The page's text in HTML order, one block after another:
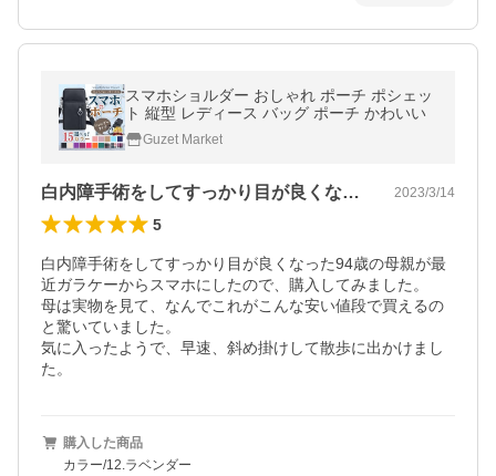
スマホショルダー おしゃれ ポーチ ポシェッ
ト 縦型 レディース バッグ ポーチ かわいい
Guzet Market
白内障手術をしてすっかり目が良くなった… 2023/3/14
5
白内障手術をしてすっかり目が良くなった94歳の母親が最
近ガラケーからスマホにしたので、購入してみました。
母は実物を見て、なんでこれがこんな安い値段で買えるの
と驚いていました。
気に入ったようで、早速、斜め掛けして散歩に出かけまし
た。
購入した商品
カラー/12.ラベンダー